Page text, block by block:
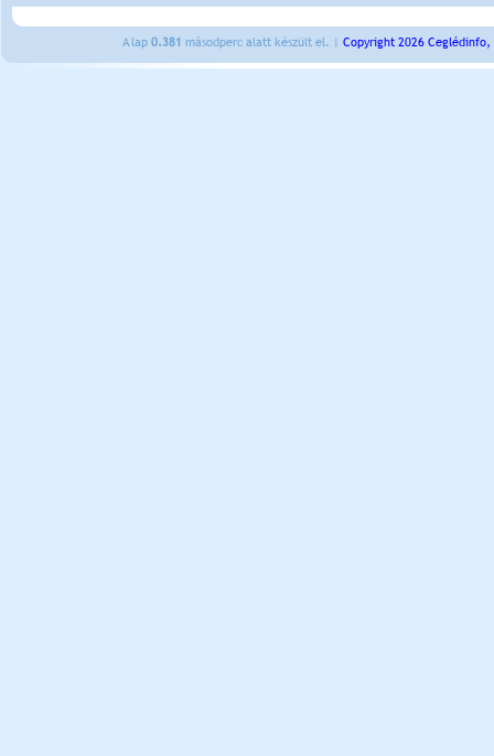
A lap 0.381 másodperc alatt készült el. | Copyright 2026